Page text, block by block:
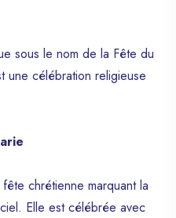
sous le nom de la Fête du
une célébration religieuse
chrétienne marquant la
Elle est célébrée avec